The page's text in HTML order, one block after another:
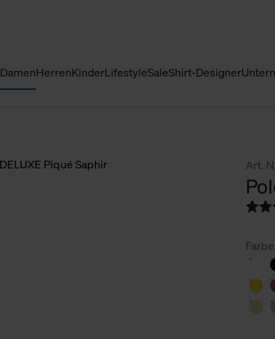
DamenHerrenKinderLifestyleSaleShirt-Designer
Art.
Farbe